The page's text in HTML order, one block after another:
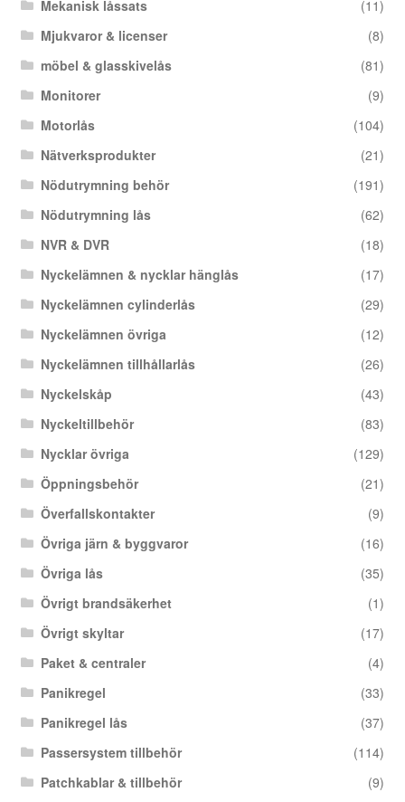
Mekanisk låssats
(11)
Mjukvaror & licenser
(8)
möbel & glasskivelås
(81)
Monitorer
(9)
Motorlås
(104)
Nätverksprodukter
(21)
Nödutrymning behör
(191)
Nödutrymning lås
(62)
NVR & DVR
(18)
Nyckelämnen & nycklar hänglås
(17)
Nyckelämnen cylinderlås
(29)
Nyckelämnen övriga
(12)
Nyckelämnen tillhållarlås
(26)
Nyckelskåp
(43)
Nyckeltillbehör
(83)
Nycklar övriga
(129)
Öppningsbehör
(21)
Överfallskontakter
(9)
Övriga järn & byggvaror
(16)
Övriga lås
(35)
Övrigt brandsäkerhet
(1)
Övrigt skyltar
(17)
Paket & centraler
(4)
Panikregel
(33)
Panikregel lås
(37)
Passersystem tillbehör
(114)
Patchkablar & tillbehör
(9)